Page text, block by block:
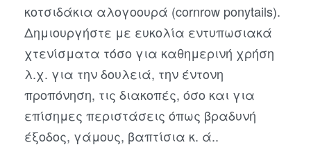
κοτσιδάκια αλογοουρά (cornrow ponytails).
Δημιουργήστε με ευκολία εντυπωσιακά
χτενίσματα τόσο για καθημερινή χρήση
λ.χ. για την δουλειά, την έντονη
προπόνηση, τις διακοπές, όσο και για
επίσημες περιστάσεις όπως βραδυνή
έξοδος, γάμους, βαπτίσια κ. ά..